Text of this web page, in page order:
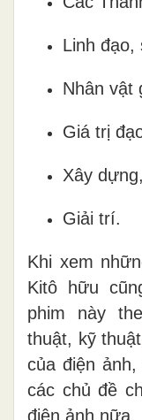
Linh đạo,
Nhân vật
Giá trị
Xây
Giải trí.
Khi xem
Kitô hữu
phim này
thuật, kỹ
của điện
các chủ đề
điện ảnh nữa.